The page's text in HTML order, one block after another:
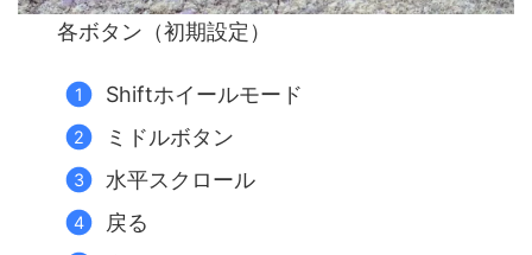
各ボタン（初期設定）
Shiftホイールモード
ミドルボタン
水平スクロール
戻る